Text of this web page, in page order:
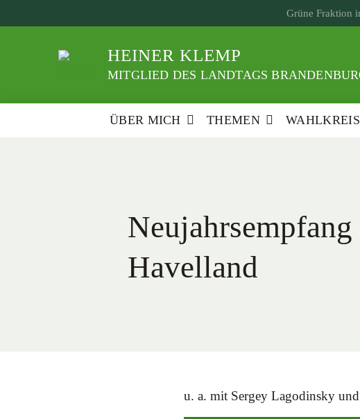
zum
Grüne Fraktion
HEINER KLEMP
MITGLIED DES LANDTAGS
ÜBER MICH THEMEN
Havelland
u. a. mit Sergey Lagodinsky